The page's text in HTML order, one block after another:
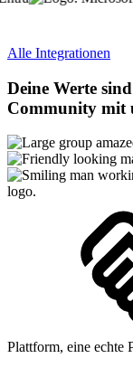
Alle Integrationen
Deine Werte
Community mit
Plattform, eine echte